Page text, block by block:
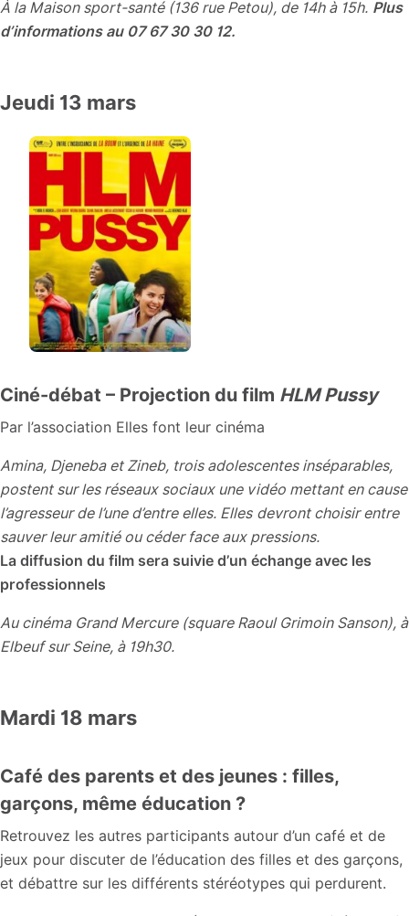
À la Maison sport-santé (136 rue Petou), de 14h à 15h. Plus
d’informations au 07 67 30 30 12.
Jeudi 13 mars
Ciné-débat – Projection du film HLM Pussy
Par l’association Elles font leur cinéma
Amina, Djeneba et Zineb, trois adolescentes inséparables,
postent sur les réseaux sociaux une vidéo mettant en cause
l’agresseur de l’une d’entre elles. Elles devront choisir entre
sauver leur amitié ou céder face aux pressions.
La diffusion du film sera suivie d’un échange avec les
professionnels
Au cinéma Grand Mercure (square Raoul Grimoin Sanson), à
Elbeuf sur Seine, à 19h30.
Mardi 18 mars
Café des parents et des jeunes : filles,
garçons, même éducation ?
Retrouvez les autres participants autour d’un café et de
jeux pour discuter de l’éducation des filles et des garçons,
et débattre sur les différents stéréotypes qui perdurent.